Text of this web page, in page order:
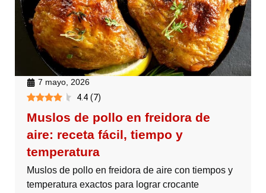
7 mayo, 2026
4.4 (7)
Muslos de pollo en freidora de
aire: receta fácil, tiempo y
temperatura
Muslos de pollo en freidora de aire con tiempos y
temperatura exactos para lograr crocante